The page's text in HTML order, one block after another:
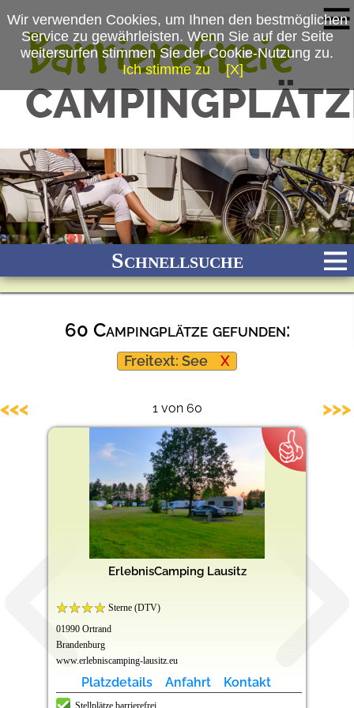
Schnellsuche
Fluss Meer Gebirge See
Wald/Wiesen
Ganzjährig geöffnet
Barrierefreie Campingplätze
60 Campingplätze gefunden:
Freitext: See X
ErlebnisCamping Lausitz
Sterne (DTV)
01990 Ortrand
Brandenburg
www.erlebniscamping-lausitz.eu
Platzdetails Anfahrt Kontakt
Stellplätze barrierefrei
1 von 60
<<< >>>
Wir verwenden Cookies, um Ihnen den bestmöglichen
Service zu gewährleisten. Wenn Sie auf der Seite
weitersurfen stimmen Sie der Cookie-Nutzung zu.
Ich stimme zu
[X]